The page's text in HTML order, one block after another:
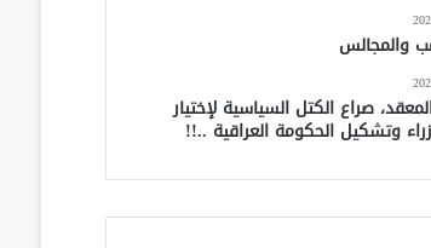
والمجالس
صراع الكتل السياسية لإختيار
وتشكيل الحكومة العراقية ..!!